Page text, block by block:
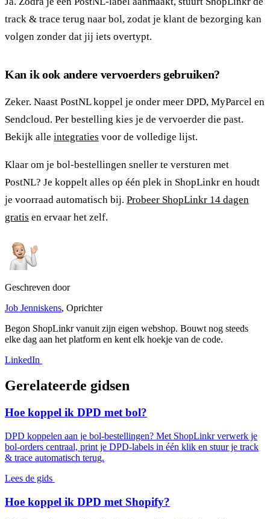
track & trace terug naar bol, zodat je klant de bezorging kan
volgen zonder dat jij iets overtypt.
Kan ik ook andere vervoerders gebruiken?
Zeker. Naast PostNL koppel je onder meer DPD, MyParcel en
Sendcloud. Per bestelling kies je de vervoerder die past.
Bekijk alle integraties voor de volledige lijst.
Klaar om je bol-bestellingen sneller te versturen met
PostNL? Je koppelt alles op één plek in ShopLinkr en houdt
je voorraad automatisch bij. Probeer ShopLinkr 14 dagen
gratis en ervaar het zelf.
Geschreven door
Job Jenniskens, Oprichter
Begon ShopLinkr vanuit zijn eigen webshop. Bouwt nog steeds
elke dag aan het platform en kent elk hoekje van de code.
LinkedIn
Gerelateerde gidsen
Hoe koppel ik DPD met bol?
DPD koppelen aan je bol-bestellingen? Met ShopLinkr verwerk je
bol-orders centraal, print je DPD-labels in één klik en stuur je track
& trace automatisch terug.
Lees de gids
Hoe koppel ik DPD met Shopify?